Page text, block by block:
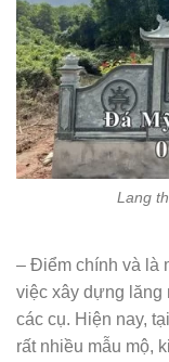
Lang
– Điểm chính và là
việc xây dựng lăng
các cụ. Hiện nay,
rất nhiều mẫu mộ,